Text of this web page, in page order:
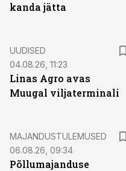
kanda jätta
UUDISED
04.08.26, 11:23
Linas Agro avas
Muugal viljaterminali
MAJANDUSTULEMUSED
06.08.26, 09:34
Põllumajanduse